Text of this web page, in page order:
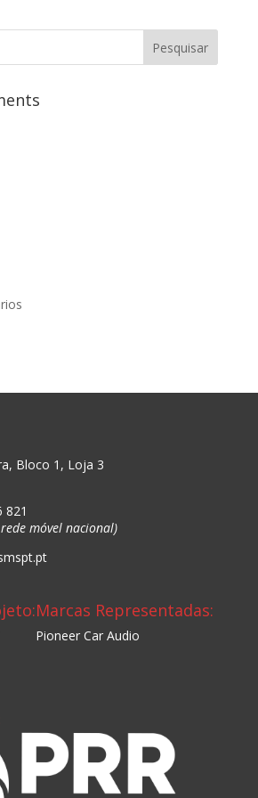
Bloco 1, Loja 3
821
móvel nacional)
Marcas Representadas:
Pioneer Car Audio